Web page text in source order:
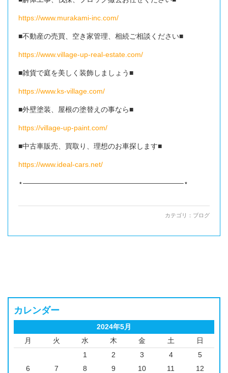
https://www.murakami-inc.com/
■不動産の売買、空き家管理、相続ご相談ください■
https://www.village-up-real-estate.com/
■雑貨で庭を美しく装飾しましょう■
https://www.ks-village.com/
■外壁塗装、屋根の塗替えの事なら■
https://village-up-paint.com/
■中古車販売、買取り、理想のお車探します■
https://www.ideal-cars.net/
⋆——————————————————————–⋆
カテゴリ： ブログ
カレンダー
2024年5月
月
火 水 木 金 土 日
1 2 3 4
5
6
7 8 9 10 11
12